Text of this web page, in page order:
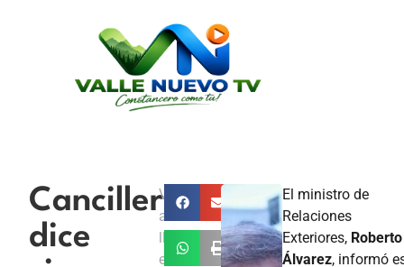
Canciller
dice
V
a
e
El ministro de
Relaciones
Exteriores, Roberto
Álvarez, informó